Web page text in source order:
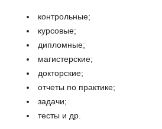
контрольные;
курсовые;
дипломные;
магистерские;
докторские;
отчеты по практике;
задачи;
тесты и др.